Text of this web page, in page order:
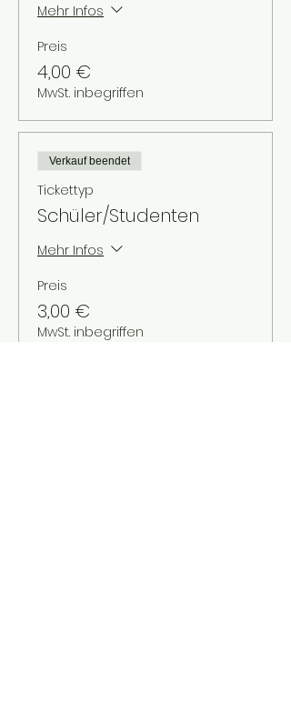
Mehr Infos
Preis
4,00 €
MwSt. inbegriffen
Verkauf beendet
Tickettyp
Schüler/Studenten
Mehr Infos
Preis
3,00 €
MwSt. inbegriffen